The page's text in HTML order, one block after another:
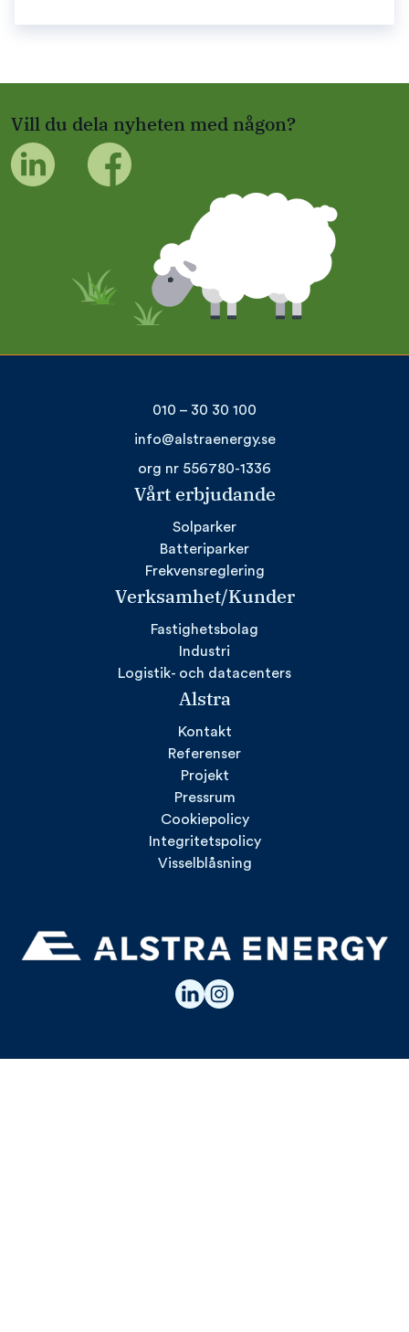
Vill du dela nyheten med någon?
010 – 30 30 100
info@alstraenergy.se
org nr 556780-1336
Vårt erbjudande
Solparker
Batteriparker
Frekvensreglering
Verksamhet/Kunder
Fastighetsbolag
Industri
Logistik- och datacenters
Alstra
Kontakt
Referenser
Projekt
Pressrum
Cookiepolicy
Integritetspolicy
Visselblåsning